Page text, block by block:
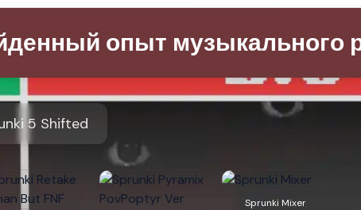
опыт музыкального
5 Shifted
Sprunki Mixer